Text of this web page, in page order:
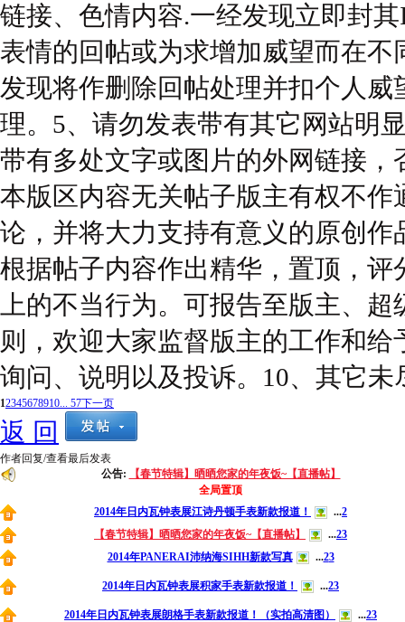
链接、色情内容.一经发现立即封
表情的回帖或为求增加威望而在
发现将作删除回帖处理并扣个人
理。5、请勿发表带有其它网站明
带有多处文字或图片的外网链接
本版区内容无关帖子版主有权不
论，并将大力支持有意义的原创
根据帖子内容作出精华，置顶，
上的不当行为。可报告至版主、
则，欢迎大家监督版主的工作和
询问、说明以及投诉。10、其它
12345678910... 57下一页
返 回
作者回复/查看最后发表
公告:
【春节特辑】晒晒您家的年夜饭~【直播帖】
全局置顶
2014年日内瓦钟表展江诗丹顿手表新款报道！
...2
【春节特辑】晒晒您家的年夜饭~【直播帖】
...23
2014年PANERAI沛纳海SIHH新款写真
...23
2014年日内瓦钟表展积家手表新款报道！ ...23
2014年日内瓦钟表展朗格手表新款报道！（实拍高清图） ...23